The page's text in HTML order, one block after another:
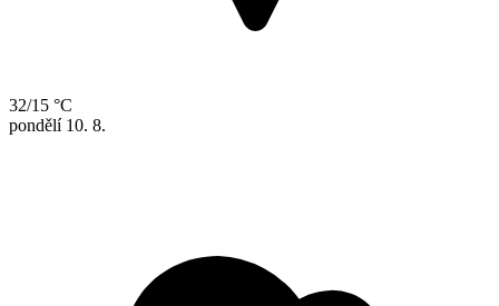
32/15 °C
pondělí 10. 8.